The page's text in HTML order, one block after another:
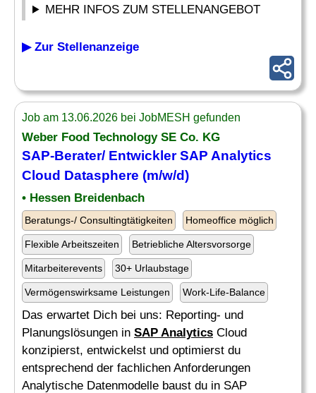
MEHR INFOS ZUM STELLENANGEBOT
▶ Zur Stellenanzeige
Job am 13.06.2026 bei JobMESH gefunden
Weber Food Technology SE Co. KG
SAP-Berater/ EntwicklerSAP Analytics
Cloud Datasphere (m/w/d)
• Hessen Breidenbach
Beratungs-/ Consultingtätigkeiten Homeoffice möglich
Flexible Arbeitszeiten Betriebliche Altersvorsorge
Mitarbeiterevents 30+ Urlaubstage
Vermögenswirksame Leistungen Work-Life-Balance
Das erwartet Dich bei uns: Reporting- und
Planungslösungen in SAP Analytics Cloud
konzipierst, entwickelst und optimierst du
entsprechend der fachlichen Anforderungen
Analytische Datenmodelle baust du in SAP